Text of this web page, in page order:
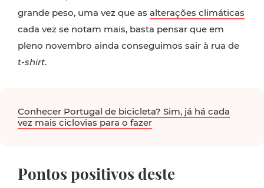
grande peso, uma vez que as alterações climáticas
cada vez se notam mais, basta pensar que em
pleno novembro ainda conseguimos sair à rua de
t-shirt.
Conhecer Portugal de bicicleta? Sim, já há cada
vez mais ciclovias para o fazer
Pontos positivos deste